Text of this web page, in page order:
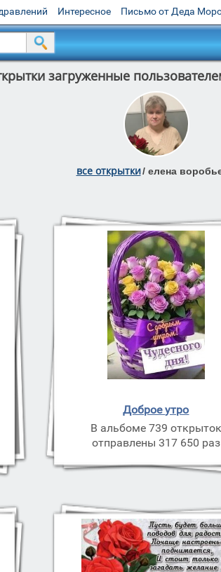
Интересное Письмо от Деда
загруженные
все открытки/ елена
Доброе утро
В альбоме 739 открыток
отправлены 317 650 раз